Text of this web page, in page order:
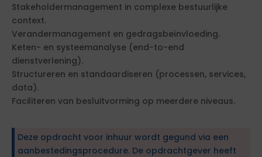
Stakeholdermanagement in complexe bestuurlijke
context.
Verandermanagement en gedragsbeïnvloeding.
Keten- en systeemanalyse (end-to-end
dienstverlening).
Structureren en standaardiseren (processen, services,
data).
Faciliteren van besluitvorming op meerdere niveaus.
Deze opdracht voor inhuur wordt gegund via een
aanbestedingsprocedure. De opdrachtgever heeft